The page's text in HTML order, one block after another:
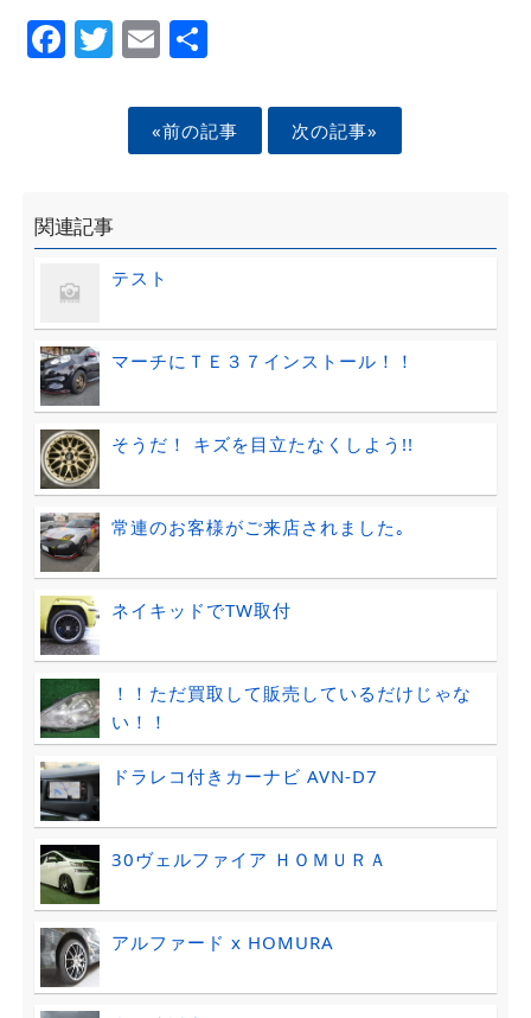
Facebook
Twitter
EmailShare
«前の記事 次の記事»
関連記事
テスト
マーチにＴＥ３７インストール！！
そうだ！ キズを目立たなくしよう!!
常連のお客様がご来店されました｡
ネイキッドでTW取付
！！ただ買取して販売しているだけじゃな
い！！
ドラレコ付きカーナビ AVN-D7
30ヴェルファイア ＨＯＭＵＲＡ
アルファード x HOMURA